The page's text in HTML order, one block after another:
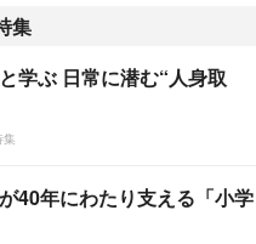
集
学ぶ 日常に潜む“人身取
集
40年にわたり支える「小学